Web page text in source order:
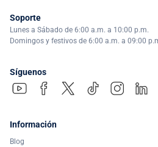
Soporte
Lunes a Sábado de 6:00 a.m. a 10:00 p.m.
Domingos y festivos de 6:00 a.m. a 09:00
Síguenos
Información
Blog